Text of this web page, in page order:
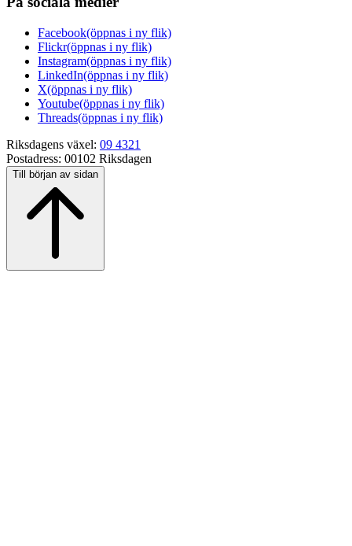
Facebook(öppnas i ny flik)
Flickr(öppnas i ny flik)
Instagram(öppnas i ny flik)
LinkedIn(öppnas i ny flik)
X(öppnas i ny flik)
Youtube(öppnas i ny flik)
Threads(öppnas i ny flik)
Riksdagens växel: 09 4321
Postadress: 00102 Riksdagen
Till början av sidan